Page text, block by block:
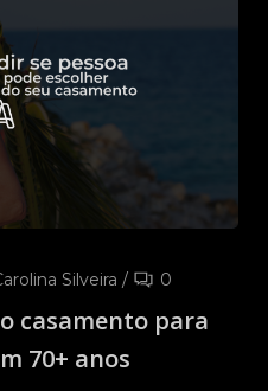
Silveira / 0
casamento para
70+ anos